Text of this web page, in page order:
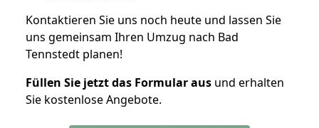
Kontaktieren Sie uns noch heute und lassen Sie
uns gemeinsam Ihren Umzug nach Bad
Tennstedt planen!
Füllen Sie jetzt das Formular aus und erhalten
Sie kostenlose Angebote.